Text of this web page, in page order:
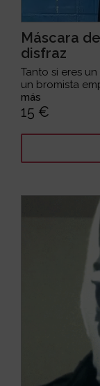
Máscara
disfraz
Tanto si eres
un bromista
más
15 €